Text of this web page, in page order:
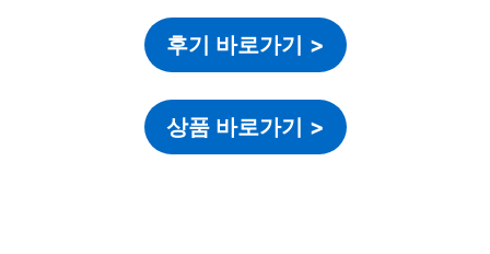
후기 바로가기 >
상품 바로가기 >